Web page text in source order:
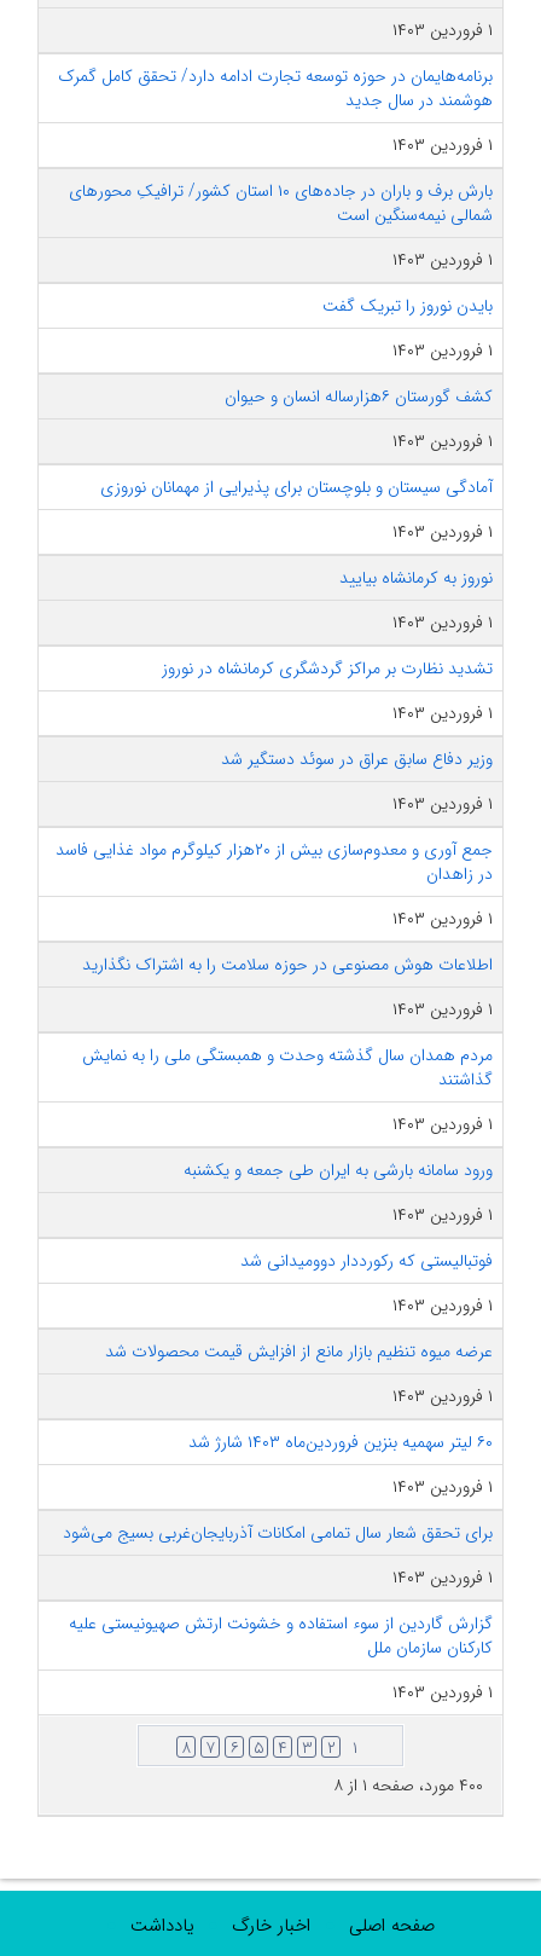
۱ فروردین ۱۴۰۳
برنامه‌هایمان در حوزه توسعه تجارت ادامه دارد/ تحقق کامل گمرک
هوشمند در سال جدید
۱ فروردین ۱۴۰۳
بارش برف و باران در جاده‌های ۱۰ استان کشور/ ترافیکِ محورهای
شمالی نیمه‌سنگین است
۱ فروردین ۱۴۰۳
بایدن نوروز را تبریک گفت
۱ فروردین ۱۴۰۳
کشف گورستان ۶هزارساله انسان و حیوان
۱ فروردین ۱۴۰۳
آمادگی سیستان و بلوچستان برای پذیرایی از مهمانان نوروزی
۱ فروردین ۱۴۰۳
نوروز به کرمانشاه بیایید
۱ فروردین ۱۴۰۳
تشدید نظارت بر مراکز گردشگری کرمانشاه در نوروز
۱ فروردین ۱۴۰۳
وزیر دفاع سابق عراق در سوئد دستگیر شد
۱ فروردین ۱۴۰۳
جمع آوری و معدوم‌سازی بیش از ۲۰هزار کیلوگرم مواد غذایی فاسد
در زاهدان
۱ فروردین ۱۴۰۳
اطلاعات هوش مصنوعی در حوزه سلامت را به اشتراک نگذارید
۱ فروردین ۱۴۰۳
مردم همدان سال گذشته وحدت و همبستگی ملی را به نمایش
گذاشتند
۱ فروردین ۱۴۰۳
ورود سامانه بارشی به ایران طی جمعه و یکشنبه
۱ فروردین ۱۴۰۳
فوتبالیستی که رکورددار دوومیدانی شد
۱ فروردین ۱۴۰۳
عرضه میوه تنظیم بازار مانع از افزایش قیمت محصولات شد
۱ فروردین ۱۴۰۳
۶۰ لیتر سهمیه بنزین فروردین‌ماه ۱۴۰۳ شارژ شد
۱ فروردین ۱۴۰۳
برای تحقق شعار سال تمامی امکانات آذربایجان‌غربی بسیج می‌شود
۱ فروردین ۱۴۰۳
گزارش گاردین از سوء استفاده و خشونت ارتش صهیونیستی علیه
کارکنان سازمان ملل
۱ فروردین ۱۴۰۳
۱ ۲ ۳ ۴ ۵ ۶ ۷ ۸
۴۰۰ مورد، صفحه ۱ از ۸
صفحه اصلی اخبار خارگ یادداشت